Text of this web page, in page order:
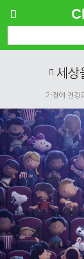
세상
가정에 건강